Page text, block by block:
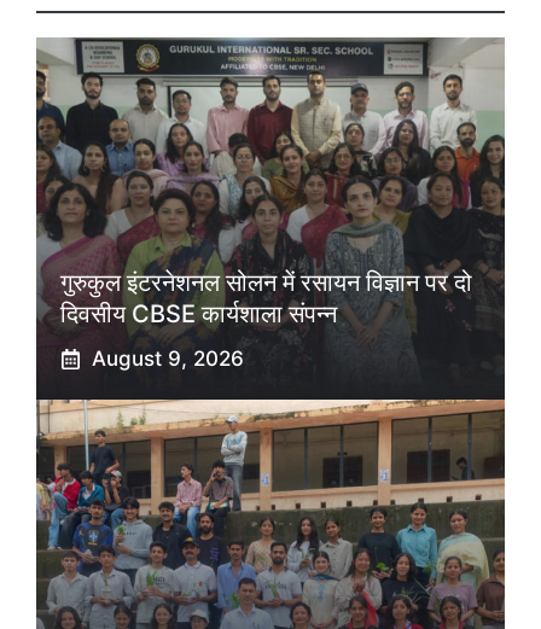
गुरुकुल इंटरनेशनल सोलन में रसायन विज्ञान पर दो
दिवसीय CBSE कार्यशाला संपन्न
August 9, 2026